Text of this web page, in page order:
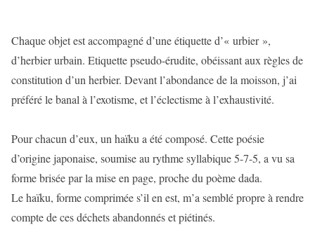
Chaque objet est accompagné d’une étiquette d’« urbier »,
d’herbier urbain. Etiquette pseudo-érudite, obéissant aux règles de
constitution d’un herbier. Devant l’abondance de la moisson, j’ai
préféré le banal à l’exotisme, et l’éclectisme à l’exhaustivité.
Pour chacun d’eux, un haïku a été composé. Cette poésie
d’origine japonaise, soumise au rythme syllabique 5-7-5, a vu sa
forme brisée par la mise en page, proche du poème dada.
Le haïku, forme comprimée s’il en est, m’a semblé propre à rendre
compte de ces déchets abandonnés et piétinés.